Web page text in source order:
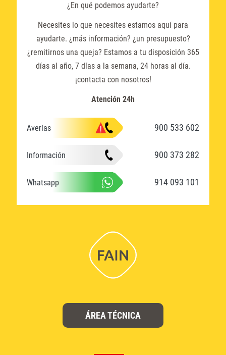
¿En qué podemos ayudarte?
Necesites lo que necesites estamos aquí para
ayudarte. ¿más información? ¿un presupuesto?
¿remitirnos una queja? Estamos a tu disposición 365
días al año, 7 días a la semana, 24 horas al día.
¡contacta con nosotros!
Atención 24h
Averías 900 533 602
Información 900 373 282
Whatsapp 914 093 101
ÁREA TÉCNICA